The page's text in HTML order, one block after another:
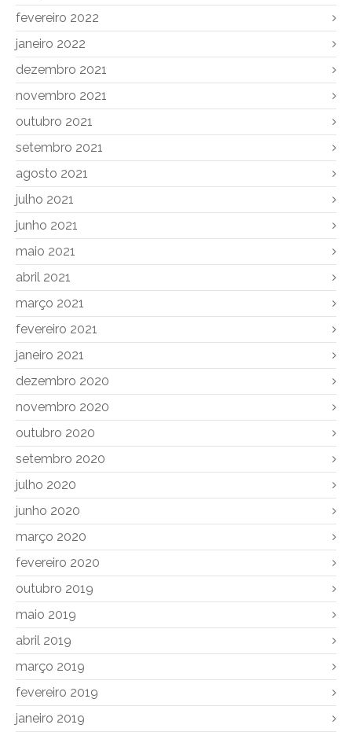
fevereiro 2022
janeiro 2022
dezembro 2021
novembro 2021
outubro 2021
setembro 2021
agosto 2021
julho 2021
junho 2021
maio 2021
abril 2021
março 2021
fevereiro 2021
janeiro 2021
dezembro 2020
novembro 2020
outubro 2020
setembro 2020
julho 2020
junho 2020
março 2020
fevereiro 2020
outubro 2019
maio 2019
abril 2019
março 2019
fevereiro 2019
janeiro 2019